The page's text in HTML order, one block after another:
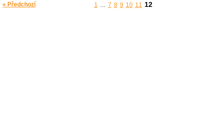
« Předchozí 1 7 8 9 10 11 12